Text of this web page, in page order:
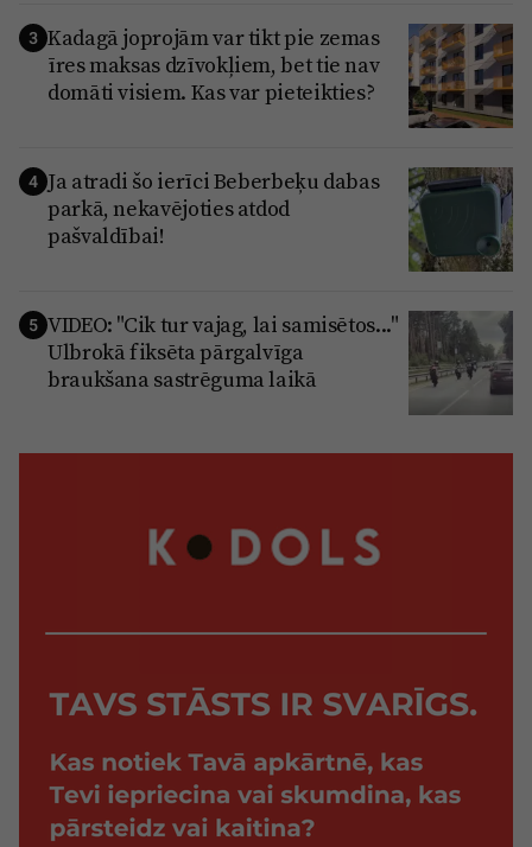
3 Kadagā joprojām var tikt pie zemas
īres maksas dzīvokļiem, bet tie nav
domāti visiem. Kas var pieteikties?
4 Ja atradi šo ierīci Beberbeķu dabas
parkā, nekavējoties atdod
pašvaldībai!
5 VIDEO: "Cik tur vajag, lai samisētos..."
Ulbrokā fiksēta pārgalvīga
braukšana sastrēguma laikā